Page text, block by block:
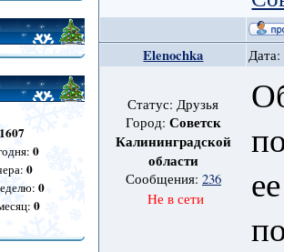
1607
0
0
0
0
Elenochka
Статус: Друзья
Город: Советск
Калининградской
области
Сообщения: 236
Не в сети